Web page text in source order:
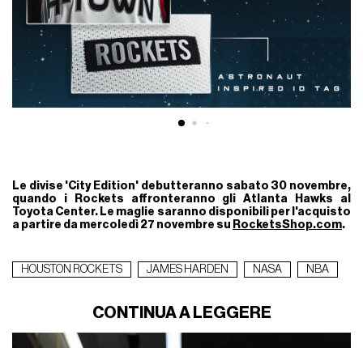
Le divise 'City Edition' debutteranno sabato 30 novembre,
quando i Rockets affronteranno gli Atlanta Hawks al
Toyota Center. Le maglie saranno disponibili per l'acquisto
a partire da mercoledì 27 novembre su RocketsShop.com.
HOUSTON ROCKETS JAMES HARDEN NASA NBA
CONTINUA A LEGGERE